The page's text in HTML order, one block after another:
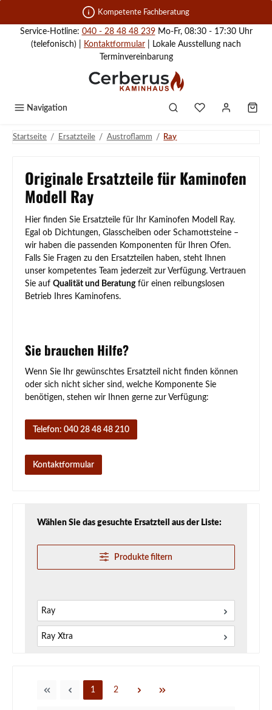
Zum Hauptinhalt springen Kompetente Fachberatung
Service-Hotline: 040 - 28 48 48 239Mo-Fr, 08:30 - 17:30 Uhr
(telefonisch) |
Kontaktformular | Lokale Ausstellung nach
Terminvereinbarung
Navigation
Startseite / Ersatzteile / Austroflamm / Ray
Originale Ersatzteile für Kaminofen
Modell Ray
Hier finden Sie Ersatzteile für Ihr Kaminofen Modell Ray.
Egal ob Dichtungen, Glasscheiben oder Schamottsteine –
wir haben die passenden Komponenten für Ihren Ofen.
Falls Sie Fragen zu den Ersatzteilen haben, steht Ihnen
unser kompetentes Team jederzeit zur Verfügung. Vertrauen
Sie auf Qualität und Beratungfür einen reibungslosen
Betrieb Ihres Kaminofens.
Sie brauchen Hilfe?
Wenn Sie Ihr gewünschtes Ersatzteil nicht finden können
oder sich nicht sicher sind, welche Komponente Sie
benötigen, stehen wir Ihnen gerne zur Verfügung:
Telefon: 040 28 48 48 210
Kontaktformular
Wählen Sie das gesuchte Ersatzteil aus der Liste:
Produkte filtern
Ray
Ray Xtra
Seite
1 Seite
2